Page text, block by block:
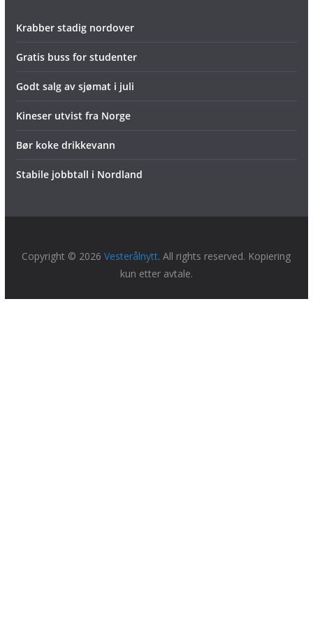
Krabber stadig nordover
Gratis buss for studenter
Godt salg av sjømat i juli
Kineser utvist fra Norge
Bør koke drikkevann
Stabile jobbtall i Nordland
Copyright © 2026Vesterålnytt. All rights reserved. Kopiering
kun etter avtale.